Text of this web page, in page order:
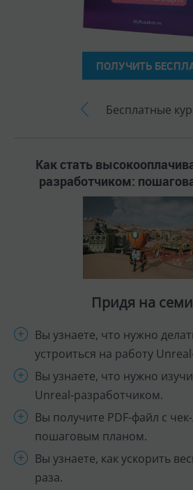
ПОЛУЧИТЬ
Бесплатные
Как стать
разработчиком:
Придя на
Вы узнаете, что нужно
устроиться на работу
Вы узнаете, что нужно
Unreal-разработчиком.
Вы получите PDF-файл с
пошаговым планом.
Вы узнаете, как ускорить
раза.